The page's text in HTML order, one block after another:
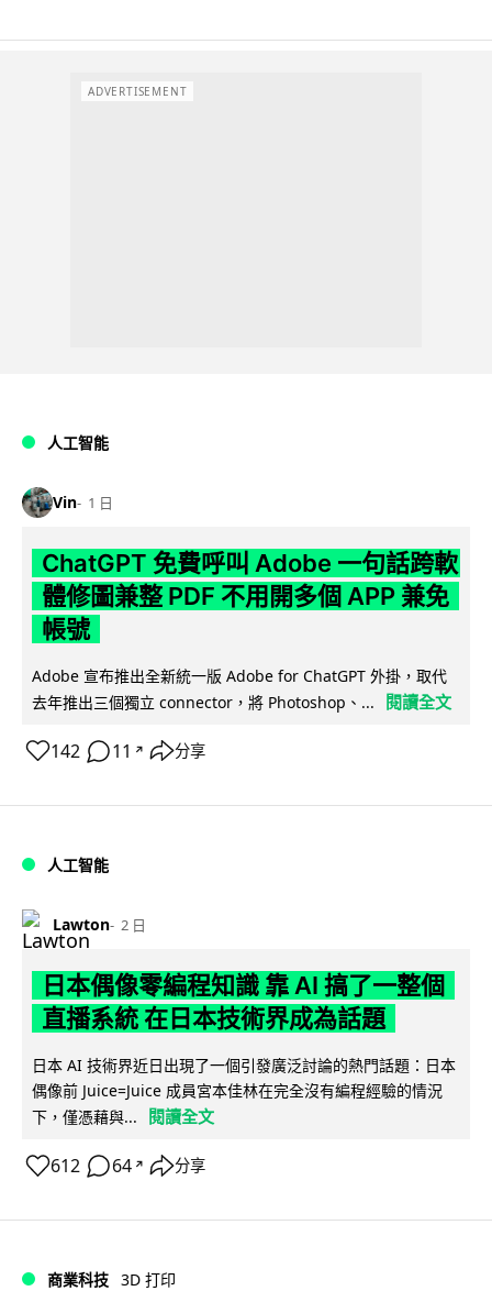
ADVERTISEMENT
人工智能
Vin 1 日
ChatGPT 免費呼叫 Adobe 一句話跨軟
體修圖兼整 PDF 不用開多個 APP 兼免
帳號
Adobe 宣布推出全新統一版 Adobe for ChatGPT 外掛，取代
去年推出三個獨立 connector，將 Photoshop、...
閱讀全文
142 11 ↗ 分享
人工智能
Lawton 2 日
日本偶像零編程知識 靠 AI 搞了一整個
直播系統 在日本技術界成為話題
日本 AI 技術界近日出現了一個引發廣泛討論的熱門話題：日本
偶像前 Juice=Juice 成員宮本佳林在完全沒有編程經驗的情況
下，僅憑藉與...
閱讀全文
612 64 ↗ 分享
商業科技 3D 打印